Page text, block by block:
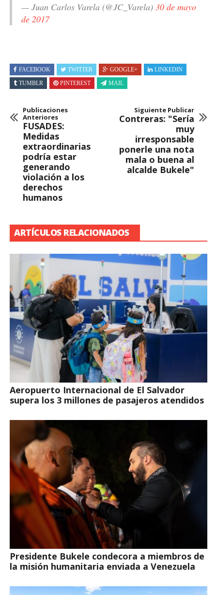
— Juan Carlos Varela (@JC_Varela) 30 de mayo
de 2017
FACEBOOK TWITTER GOOGLE+
LINKEDIN
TUMBLR
PINTEREST MAIL
Publicaciones
Anteriores
FUSADES:
Medidas
extraordinarias
podría estar
generando
violación a los
derechos
humanos
Siguiente Publicar
Contreras: "Sería
muy
irresponsable
ponerle una nota
mala o buena al
alcalde Bukele"
ARTÍCULOS RELACIONADOS
Aeropuerto Internacional de El Salvador
supera los 3 millones de pasajeros atendidos
Presidente Bukele condecora a miembros de
la misión humanitaria enviada a Venezuela